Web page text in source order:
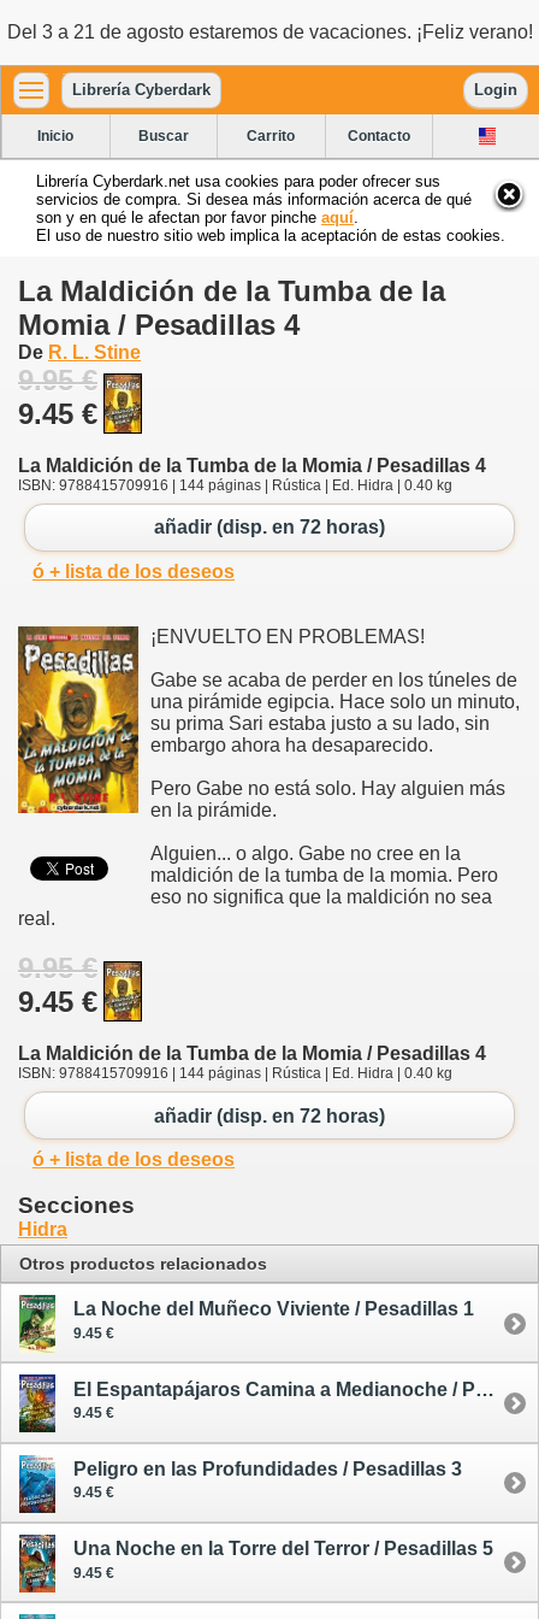
Del 3 a 21 de agosto estaremos de vacaciones. ¡Feliz verano!
Librería Cyberdark Login
Inicio Buscar Carrito Contacto
Librería Cyberdark.net usa cookies para poder ofrecer sus
servicios de compra. Si desea más información acerca de qué
son y en qué le afectan por favor pinche aquí
El uso de nuestro sitio web implica la aceptación de estas cookies.
La Maldición de la Tumba de la
Momia / Pesadillas 4
De R. L. Stine
9.95 €
9.45 €
La Maldición de la Tumba de la Momia / Pesadillas 4
ISBN: 9788415709916 | 144 páginas | Rústica | Ed. Hidra | 0.40 kg
añadir (disp. en 72 horas)
ó + lista de los deseos
¡ENVUELTO EN PROBLEMAS!
Gabe se acaba de perder en los túneles de
una pirámide egipcia. Hace solo un minuto,
su prima Sari estaba justo a su lado, sin
embargo ahora ha desaparecido.
Pero Gabe no está solo. Hay alguien más
en la pirámide.
Alguien... o algo. Gabe no cree en la
maldición de la tumba de la momia. Pero
eso no significa que la maldición no sea
real.
9.95 €
9.45 €
La Maldición de la Tumba de la Momia / Pesadillas 4
ISBN: 9788415709916 | 144 páginas | Rústica | Ed. Hidra | 0.40 kg
añadir (disp. en 72 horas)
ó + lista de los deseos
Secciones
Hidra
Otros productos relacionados
La Noche del Muñeco Viviente / Pesadillas 1
9.45 €
El Espantapájaros Camina a Medianoche / Pesadillas 2
9.45 €
Peligro en las Profundidades / Pesadillas 3
9.45 €
Una Noche en la Torre del Terror / Pesadillas 5
9.45 €